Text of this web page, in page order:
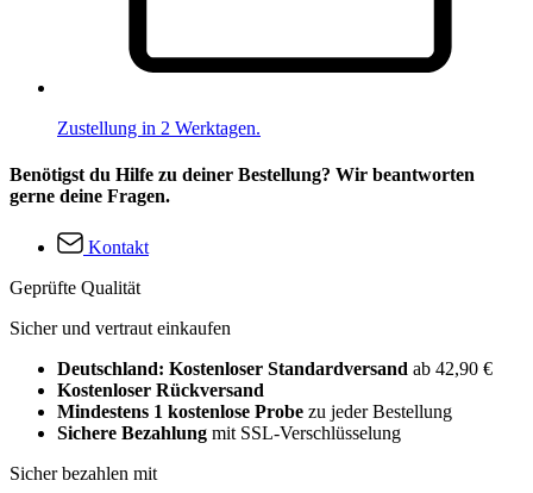
Zustellung in 2 Werktagen.
Benötigst du Hilfe zu deiner Bestellung? Wir beantworten
gerne deine Fragen.
Kontakt
Geprüfte Qualität
Sicher und vertraut einkaufen
Deutschland: Kostenloser Standardversand ab 42,90 €
Kostenloser Rückversand
Mindestens 1 kostenlose Probe zu jeder Bestellung
Sichere Bezahlung mit SSL-Verschlüsselung
Sicher bezahlen mit